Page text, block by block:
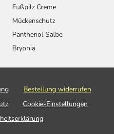
Fußpilz Creme
Mückenschutz
Panthenol Salbe
Bryonia
Bestellung widerrufen
Cookie-Einstellungen